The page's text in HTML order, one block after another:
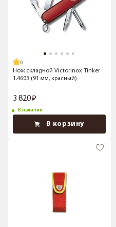
Нож складной Victorinox Tinker
1.4603 (91 мм, красный)
3 820
В наличии
В корзину